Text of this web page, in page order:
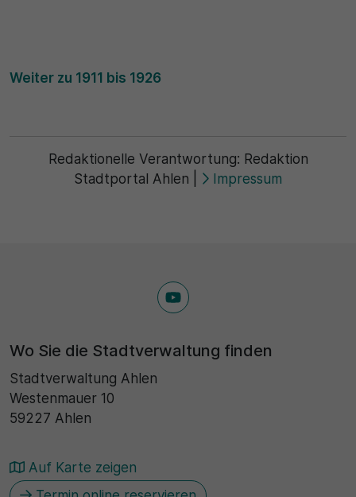
Weiter zu 1911 bis 1926
Redaktionelle Verantwortung: Redaktion
Stadtportal Ahlen
Impressum
Wo Sie die Stadtverwaltung finden
Stadtverwaltung Ahlen
Westenmauer 10
59227 Ahlen
Auf Karte zeigen